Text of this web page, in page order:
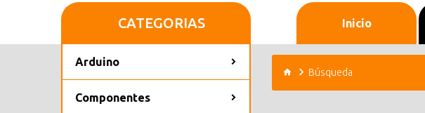
Inicio
CATEGORIAS
Arduino
Componentes
Búsqueda